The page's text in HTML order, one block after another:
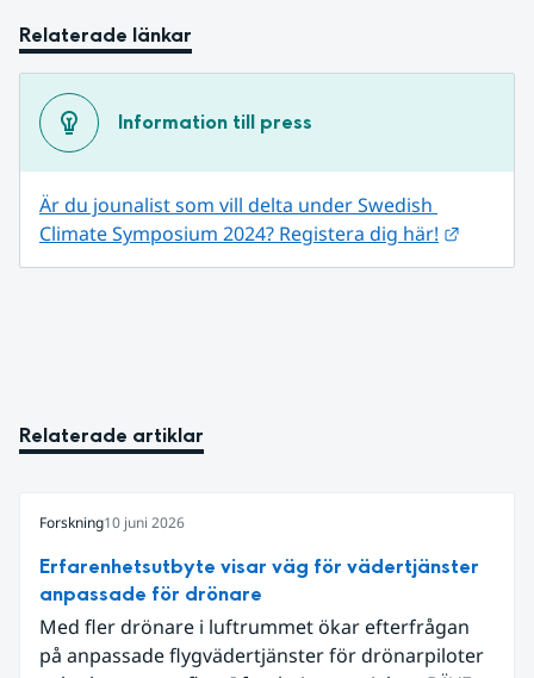
Relaterade länkar
Information till press
Är du jounalist som vill delta under Swedish
Climate Symposium 2024? Registera dig här!
Relaterade artiklar
Forskning10 juni 2026
Erfarenhetsutbyte visar väg för vädertjänster
anpassade för drönare
Med fler drönare i luftrummet ökar efterfrågan
på anpassade flygvädertjänster för drönarpiloter